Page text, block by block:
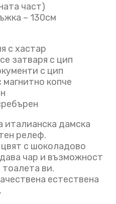
част)
– 130см
с хастар
затваря с цип
с цип
копче
италианска дамска
релеф.
с шоколадово
чар и възможност
ви.
естествена